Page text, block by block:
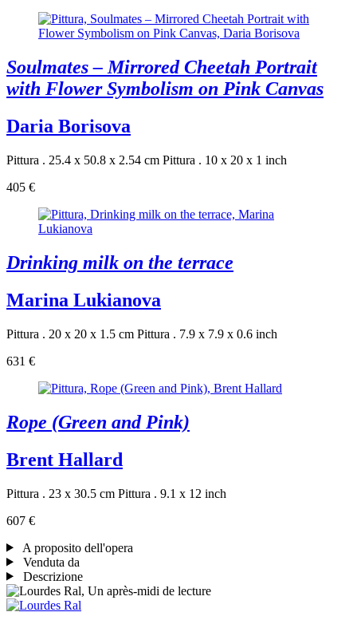
Soulmates – Mirrored Cheetah Portrait
with Flower Symbolism on Pink Canvas
Daria Borisova
Pittura . 25.4 x 50.8 x 2.54 cm Pittura . 10 x 20 x 1 inch
405 €
Drinking milk on the terrace
Marina Lukianova
Pittura . 20 x 20 x 1.5 cm Pittura . 7.9 x 7.9 x 0.6 inch
631 €
Rope (Green and Pink)
Brent Hallard
Pittura . 23 x 30.5 cm Pittura . 9.1 x 12 inch
607 €
A proposito dell'opera
Venduta da
Descrizione